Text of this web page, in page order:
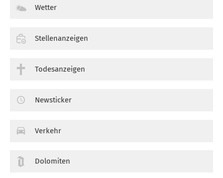
Wetter
Stellenanzeigen
Todesanzeigen
Newsticker
Verkehr
Dolomiten